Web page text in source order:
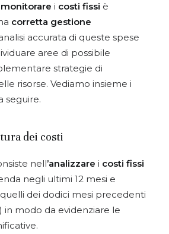
i costi fissi è
corretta gestione
accurata di queste spese
aree di possibile
strategie di
risorse. Vediamo insieme i
seguire.
dei costi
nell’analizzare i costi fissi
negli ultimi 12 mesi e
dei dodici mesi precedenti
in modo da evidenziare le